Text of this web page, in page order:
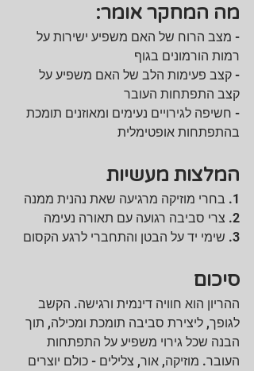
מה המחקר אומר:
- מצב הרוח של האם משפיע ישירות על
רמות הורמונים בגוף
- קצב פעימות הלב של האם משפיע על
קצב התפתחות העובר
- חשיפה לגירויים נעימים ומאוזנים תומכת
בהתפתחות אופטימלית
המלצות מעשיות
1. בחרי מוזיקה מרגיעה שאת נהנית ממנה
2. צרי סביבה רגועה עם תאורה נעימה
3. שימי יד על הבטן והתחברי לרגע הקסום
סיכום
ההריון הוא חוויה דינמית ורגישה. הקשב
לגופך, ליצירת סביבה תומכת ומכילה, תוך
הבנה שכל גירוי משפיע על התפתחות
העובר. מוזיקה, אור, צלילים - כולם יוצרים